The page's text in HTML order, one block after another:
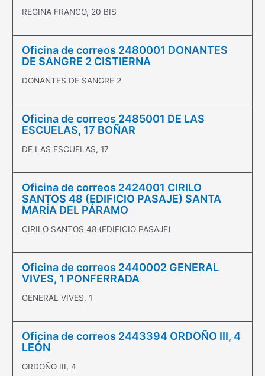
REGINA FRANCO, 20 BIS
Oficina de correos 2480001 DONANTES
DE SANGRE 2 CISTIERNA
DONANTES DE SANGRE 2
Oficina de correos 2485001 DE LAS
ESCUELAS, 17 BOÑAR
DE LAS ESCUELAS, 17
Oficina de correos 2424001 CIRILO
SANTOS 48 (EDIFICIO PASAJE) SANTA
MARÍA DEL PÁRAMO
CIRILO SANTOS 48 (EDIFICIO PASAJE)
Oficina de correos 2440002 GENERAL
VIVES, 1 PONFERRADA
GENERAL VIVES, 1
Oficina de correos 2443394 ORDOÑO III, 4
LEÓN
ORDOÑO III, 4